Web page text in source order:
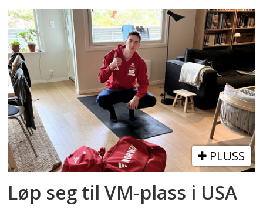
PLUSS
Løp seg til VM-plass i USA